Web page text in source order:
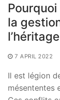
la
7 APRIL 2022
Il est légion
mésententes